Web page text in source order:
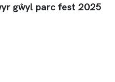
gŵyl parc fest 2025